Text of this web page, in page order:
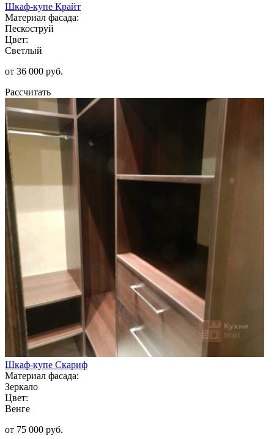
Шкаф-купе Крайт
Материал фасада:
Пескоструй
Цвет:
Светлый
от 36 000 руб.
Рассчитать
Шкаф-купе Скариф
Материал фасада:
Зеркало
Цвет:
Венге
от 75 000 руб.